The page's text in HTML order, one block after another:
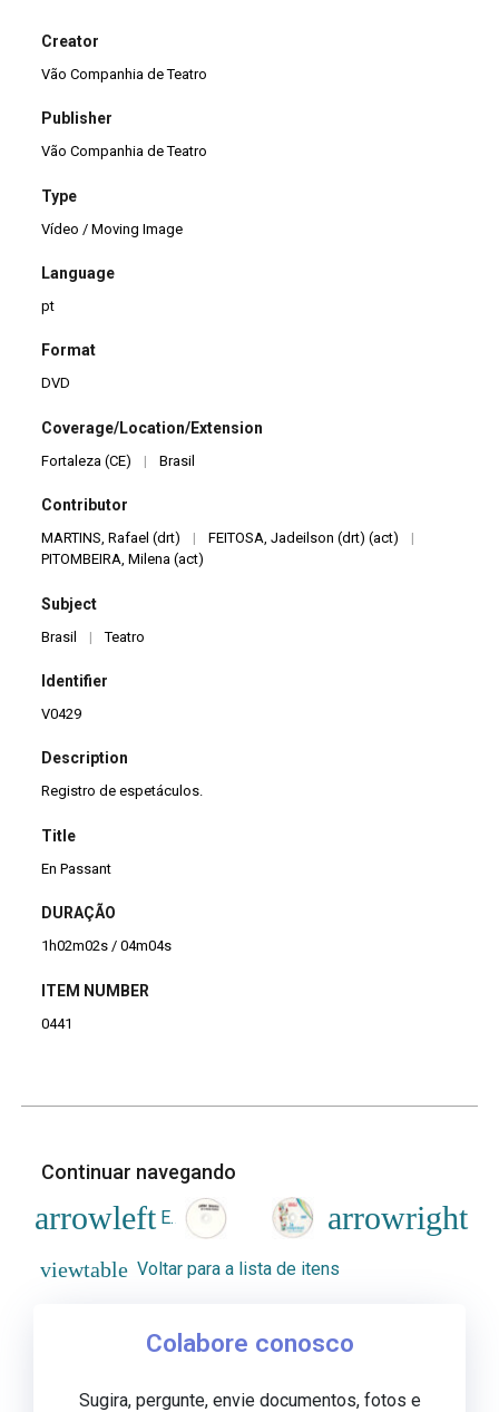
Creator
Vão Companhia de Teatro
Publisher
Vão Companhia de Teatro
Type
Vídeo / Moving Image
Language
pt
Format
DVD
Coverage/Location/Extension
Fortaleza (CE) | Brasil
Contributor
MARTINS, Rafael (drt) | FEITOSA, Jadeilson (drt) (act)
|
PITOMBEIRA, Milena (act)
Subject
Brasil | Teatro
Identifier
V0429
Description
Registro de espetáculos.
Title
En Passant
DURAÇÃO
1h02m02s / 04m04s
ITEM NUMBER
0441
Continuar navegando
Entre Diluvios La Tempestad (en un
Voltar para a lista de itens
Colabore conosco
Sugira, pergunte, envie documentos, fotos e